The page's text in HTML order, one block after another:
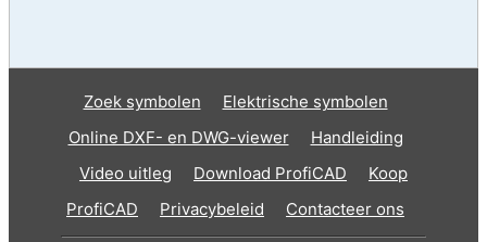
Zoek symbolen
Elektrische symbolen
Online DXF- en DWG-viewer
Handleiding
Video uitleg
Download ProfiCAD
Koop
ProfiCAD
Privacybeleid Contacteer ons